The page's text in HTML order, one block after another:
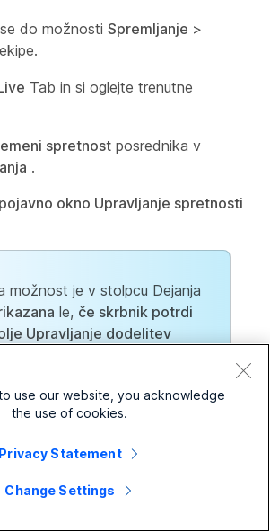
do možnosti Spremljanje >
ekipe.
Tab in si oglejte trenutne
spretnost posrednika v
.
okno Upravljanje spretnosti
možnost je v stolpcu Dejanja
le, če skrbnik potrdi
Upravljanje dodelitev
Če želite več informacij,
Izkušnjauporabe
so navedene
spretnosti.
use our website, you acknowledge
the use of cookies.
Privacy Statement
Change Settings